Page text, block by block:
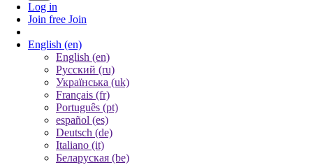
Log in
Join free Join
English (en)
English (en)
Русский (ru)
Українська (uk)
Français (fr)
Português (pt)
español (es)
Deutsch (de)
Italiano (it)
Беларуская (be)